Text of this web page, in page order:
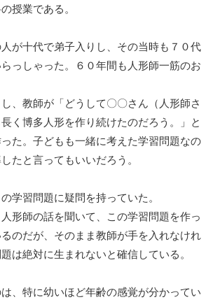
授業である。
が十代で弟子入りし、その当時も７０代
っしゃった。６０年間も人形師一筋のお
、教師が「どうして〇〇さん（人形師さ
く博多人形を作り続けたのだろう。」と
た。子どもも一緒に考えた学習問題なの
たと言ってもいいだろう。
学習問題に疑問を持っていた。
形師の話を聞いて、この学習問題を作っ
のだが、そのまま教師が手を入れなけれ
は絶対に生まれないと確信している。
、特に幼いほど年齢の感覚が分かってい